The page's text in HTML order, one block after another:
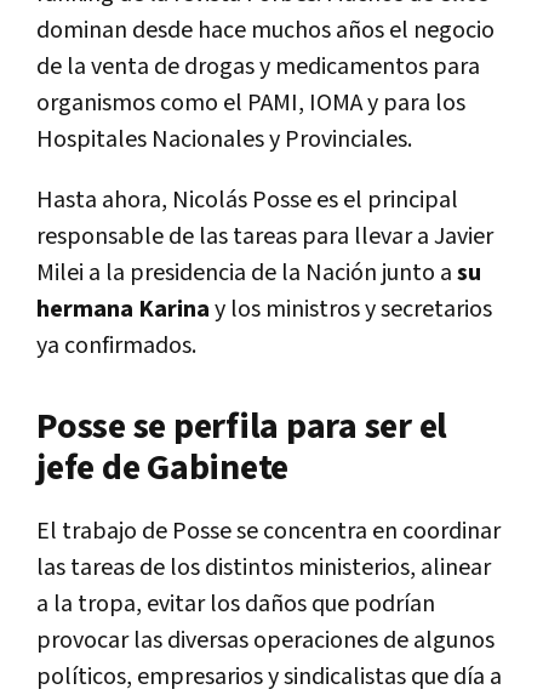
dominan desde hace muchos años el negocio
de la venta de drogas y medicamentos para
organismos como el PAMI, IOMA y para los
Hospitales Nacionales y Provinciales.
Hasta ahora, Nicolás Posse es el principal
responsable de las tareas para llevar a Javier
Milei a la presidencia de la Nación junto asu
hermana Karinay los ministros y secretarios
ya confirmados.
Posse se perfila para ser el
jefe de Gabinete
El trabajo de Posse se concentra en coordinar
las tareas de los distintos ministerios, alinear
a la tropa, evitar los daños que podrían
provocar las diversas operaciones de algunos
políticos, empresarios y sindicalistas que día a